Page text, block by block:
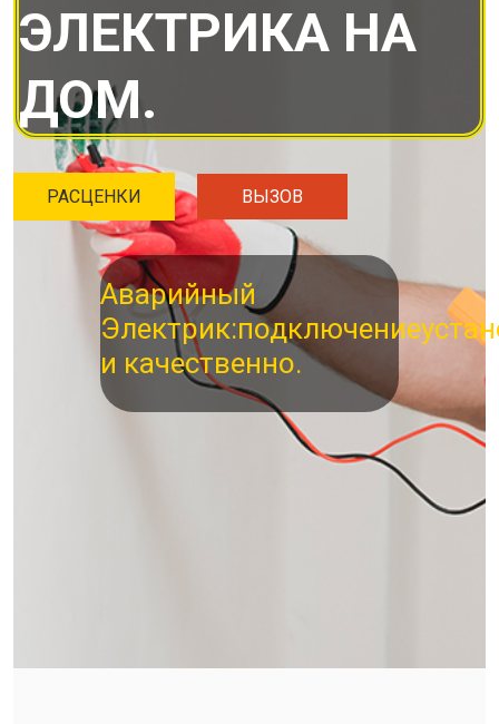
ЭЛЕКТРИКА НА
ДОМ.
РАСЦЕНКИ ВЫЗОВ
Аварийный
Электрик:подключение
и качественно.